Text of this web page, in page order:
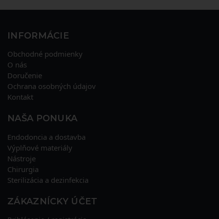
INFORMÁCIE
Obchodné podmienky
O nás
Doručenie
Ochrana osobných údajov
Kontakt
NAŠA PONUKA
Endodoncia a dostavba
Výplňové materiály
Nástroje
Chirurgia
Sterilizácia a dezinfekcia
ZÁKAZNÍCKY ÚČET